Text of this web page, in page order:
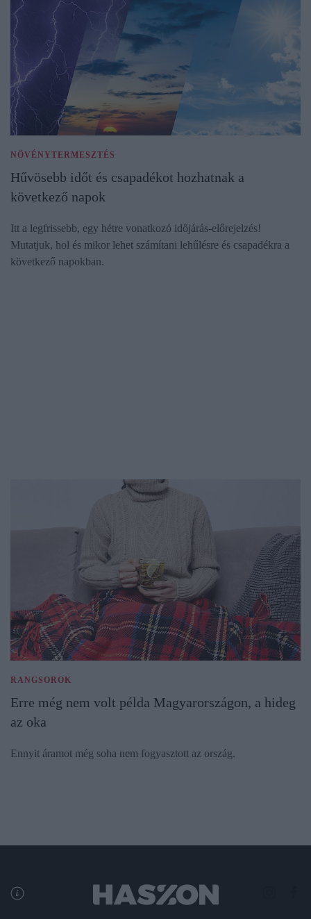
NÖVÉNYTERMESZTÉS
Hűvösebb időt és csapadékot hozhatnak a
következő napok
Itt a legfrissebb, egy hétre vonatkozó időjárás-előrejelzés!
Mutatjuk, hol és mikor lehet számítani lehűlésre és csapadékra a
következő napokban.
RANGSOROK
Erre még nem volt példa Magyarországon, a hideg
az oka
Ennyit áramot még soha nem fogyasztott az ország.